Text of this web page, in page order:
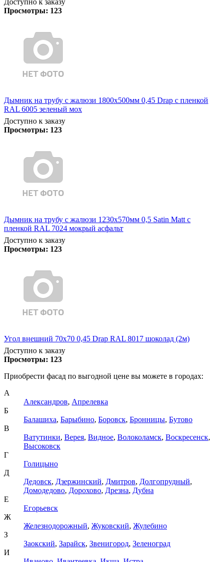
Просмотры: 123
Дымник на трубу с жалюзи 1800х500мм 0,45 Drap с пленкой
RAL 6005 зеленый мох
Доступно к заказу
Просмотры: 123
Дымник на трубу с жалюзи 1230х570мм 0,5 Satin Matt с
пленкой RAL 7024 мокрый асфальт
Доступно к заказу
Просмотры: 123
Угол внешний 70х70 0,45 Drap RAL 8017 шоколад (2м)
Доступно к заказу
Просмотры: 123
Приобрести фасад по выгодной цене вы можете в городах:
А
Александров, Апрелевка
Б
Балашиха, Барыбино, Боровск, Бронницы, Бутово
В
Ватутинки, Верея, Видное, Волоколамск, Воскресенск,
Высоковск
Г
Голицыно
Д
Дедовск, Дзержинский, Дмитров, Долгопрудный,
Домодедово, Дорохово, Дрезна, Дубна
Е
Егорьевск
Ж
Железнодорожный, Жуковский, Жулебино
З
Заокский, Зарайск, Звенигород, Зеленоград
И